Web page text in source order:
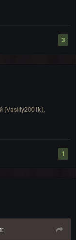
3
(Vasiliy2001k),
1